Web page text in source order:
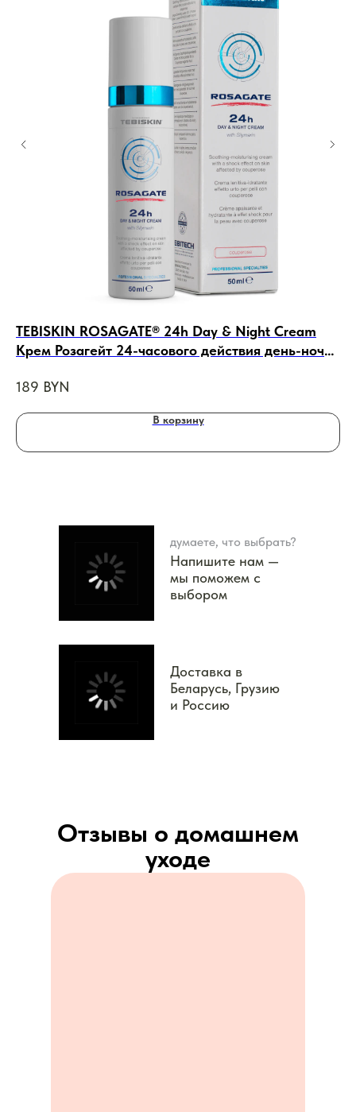
TEBISKIN ROSAGATE® 24h Day & Night Cream
Крем Розагейт 24-часового действия день-ночь,
189 BYN
В корзину
думаете, что выбрать?
Напишите нам —
мы поможем с
выбором
Доставка в
Беларусь, Грузию
и Россию
Отзывы о домашнем
уходе